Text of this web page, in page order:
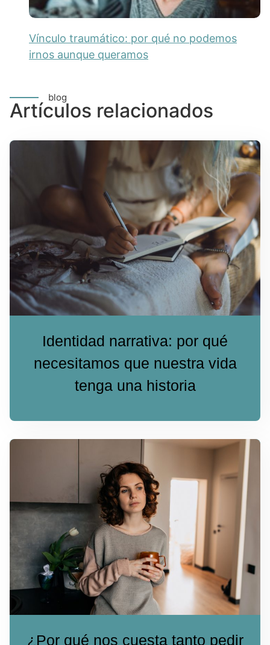
Vínculo traumático: por qué no podemos
irnos aunque queramos
blog
Artículos relacionados
Identidad narrativa: por qué
necesitamos que nuestra vida
tenga una historia
¿Por qué nos cuesta tanto pedir